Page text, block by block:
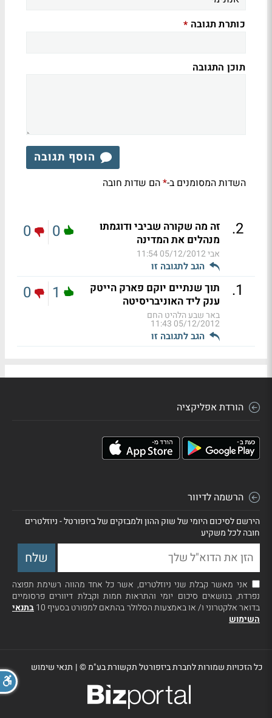
כותרת תגובה *
תוכן התגובה
הוסף תגובה
השדות המסומנים ב-*הם שדות חובה
2
.
זה מה שקורה שביבי ודוגמתו
מנהלים את המדינה
אבי05/12/2012 11:54
הגב לתגובה זו
0
0
1
.
תוך שנתיים יוקם פארק הייטק
ענק ליד האוניבריסיטה
באר שבע הלהיט החם
05/12/2012 11:43
הגב לתגובה זו
1
0
הורדת אפליקציה
הרשמה לדיוור
הירשם לסיכום היומי של שוק ההון ולמבזקים של ביזפורטל - ניוזלטרים
חובה לכל משקיע
אני מאשר קבלת שני ניוזלטרים, אשר כל אחד מהווה רשימת תפוצה
נפרדת, בנושאים סיכום יומי והתראות חמות וקבלת דיוורים פרסומיים
בדואר אלקטרוני ו/ או באמצעות הסלולר בהתאם למפורט בסעיף 10
בתנאי
השימוש
כל הזכויות שמורות לחברת ביזפורטל תקשורת בע"מ ©| תנאי שימוש